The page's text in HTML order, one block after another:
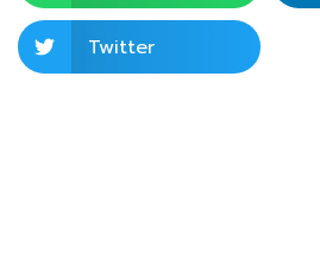
Twitter